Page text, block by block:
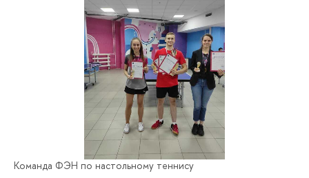
Команда ФЭН по настольному теннису